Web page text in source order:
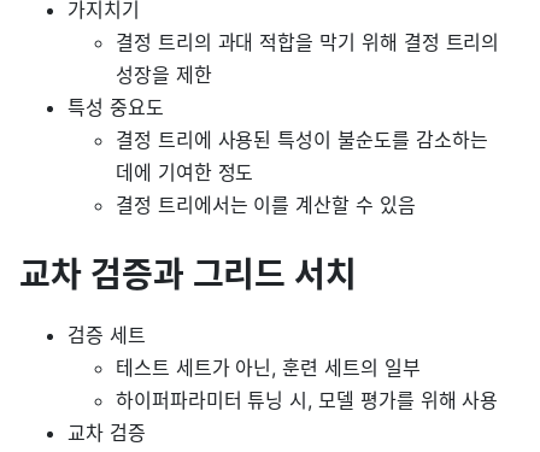
가지치기
결정 트리의 과대 적합을 막기 위해 결정 트리의
성장을 제한
특성 중요도
결정 트리에 사용된 특성이 불순도를 감소하는
데에 기여한 정도
결정 트리에서는 이를 계산할 수 있음
교차 검증과 그리드 서치
검증 세트
테스트 세트가 아닌, 훈련 세트의 일부
하이퍼파라미터 튜닝 시, 모델 평가를 위해 사용
교차 검증